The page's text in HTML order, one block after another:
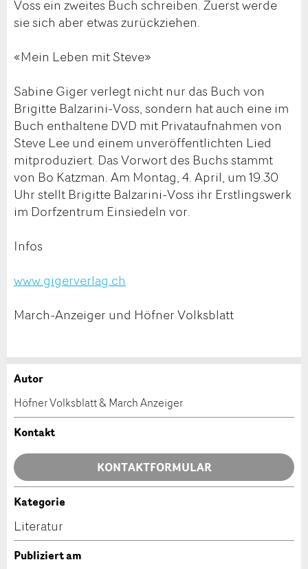
Voss ein zweites Buch schreiben. Zuerst werde
sie sich aber etwas zurückziehen.
«Mein Leben mit Steve»
Sabine Giger verlegt nicht nur das Buch von
Brigitte Balzarini-Voss, sondern hat auch eine im
Buch enthaltene DVD mit Privataufnahmen von
Steve Lee und einem unveröffentlichten Lied
mitproduziert. Das Vorwort des Buchs stammt
von Bo Katzman. Am Montag, 4. April, um 19.30
Uhr stellt Brigitte Balzarini-Voss ihr Erstlingswerk
im Dorfzentrum Einsiedeln vor.
Infos
www.gigerverlag.ch
March-Anzeiger und Höfner Volksblatt
Anzeige beanstanden
Ihr Feedback wird sehr geschätzt!
Allgemeines Feedback
Anzeige nicht mehr gültig
Anzeige unvollständig
Anzeige weiterempfehlen
Empfehlen Sie diese Anzeige an Freunde weiter.
Autor
Höfner Volksblatt & March Anzeiger
Kontakt
KONTAKTFORMULAR
Kontakt
Verfassen Sie eine Nachricht für die Kontaktpersonen
Kategorie
Literatur
Publiziert am